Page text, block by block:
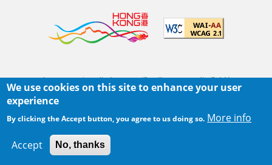
主頁 | 網頁指南 | 重要告示 |
私隱政策
Body
覆檢日期:
2022-08-31 15:59
Body
We use cookies on this site to enhance your user
experience
By clicking the Accept button, you agree to us doing so. More info
Accept No, thanks